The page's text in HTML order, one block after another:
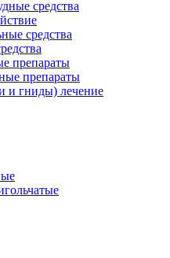
средства
средства
препараты
препараты
и гниды) лечение